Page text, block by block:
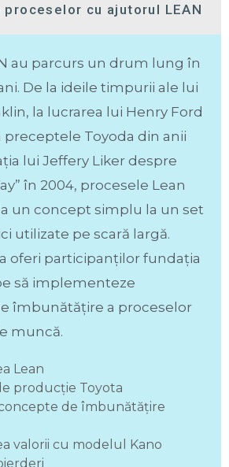
cu ajutorul LEAN
au parcurs un drum lung în
De la ideile timpurii ale lui
la lucrarea lui Henry Ford
preceptele Toyoda din anii
lui Jeffery Liker despre
în 2004, procesele Lean
un concept simplu la un set
utilizate pe scară largă.
oferi participanților fundația
să implementeze
îmbunătățire a proceselor
muncă.
Lean
producție Toyota
de îmbunătățire
valorii cu modelul Kano